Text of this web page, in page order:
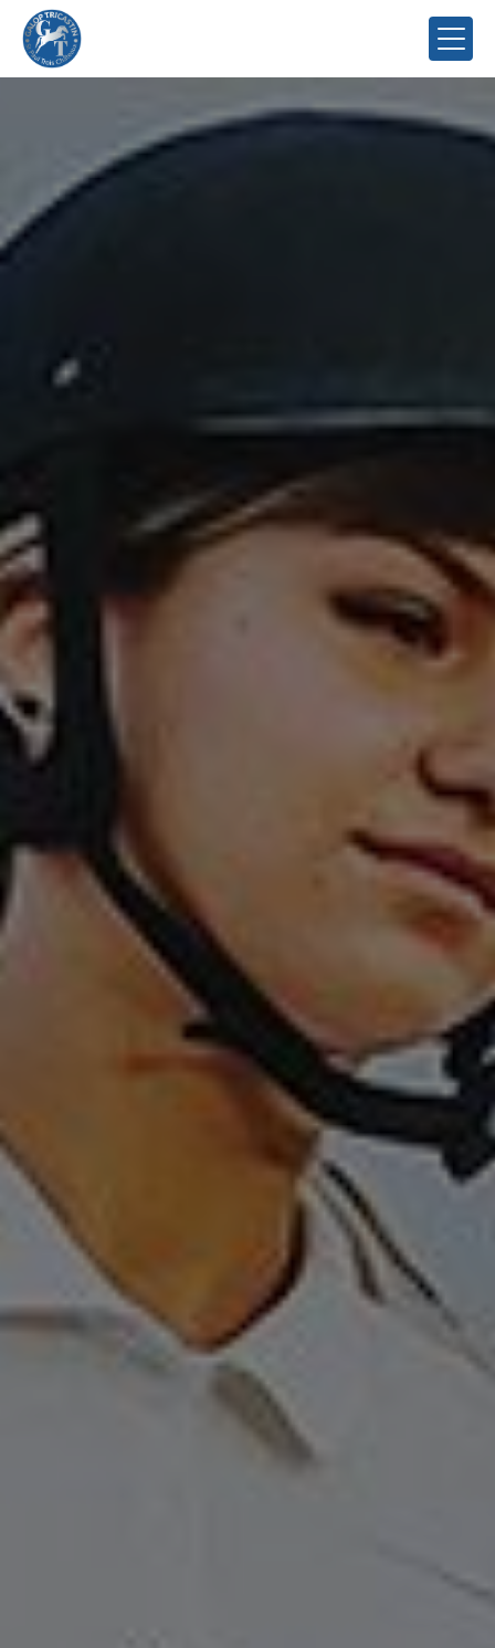
Panneau de gestion des cookies